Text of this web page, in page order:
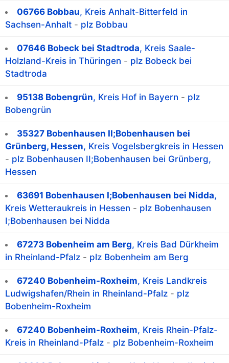
06766 Bobbau, Kreis Anhalt-Bitterfeld in
Sachsen-Anhalt - plz Bobbau
07646 Bobeck bei Stadtroda, Kreis Saale-
Holzland-Kreis in Thüringen - plz Bobeck bei
Stadtroda
95138 Bobengrün, Kreis Hof in Bayern - plz
Bobengrün
35327 Bobenhausen II;Bobenhausen bei
Grünberg, Hessen, Kreis Vogelsbergkreis in Hessen
- plz Bobenhausen II;Bobenhausen bei Grünberg,
Hessen
63691 Bobenhausen I;Bobenhausen bei Nidda,
Kreis Wetteraukreis in Hessen - plz Bobenhausen
I;Bobenhausen bei Nidda
67273 Bobenheim am Berg, Kreis Bad Dürkheim
in Rheinland-Pfalz - plz Bobenheim am Berg
67240 Bobenheim-Roxheim, Kreis Landkreis
Ludwigshafen/Rhein in Rheinland-Pfalz - plz
Bobenheim-Roxheim
67240 Bobenheim-Roxheim, Kreis Rhein-Pfalz-
Kreis in Rheinland-Pfalz - plz Bobenheim-Roxheim